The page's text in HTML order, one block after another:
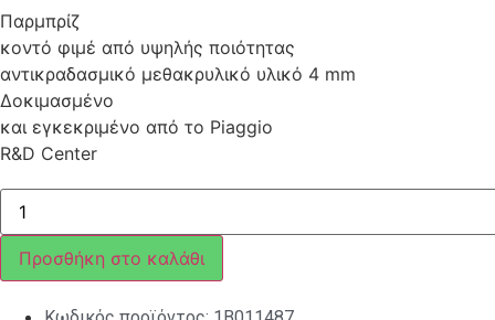
Παρμπρίζ
κοντό φιμέ από υψηλής ποιότητας
αντικραδασμικό μεθακρυλικό υλικό 4 mm
Δοκιμασμένο
και εγκεκριμένο από το Piaggio
R&D Center
ΠΑΡΜΠΡΙΖ
BEVERLY
E5
300/400
ΚΟΝΤΟ
ΦΙΜΕ
Προσθήκη στο καλάθι